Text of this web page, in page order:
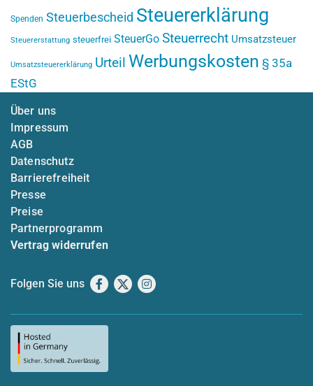
Spenden Steuerbescheid Steuererklärung
Steuererstattung steuerfrei SteuerGo Steuerrecht Umsatzsteuer
Umsatzsteuererklärung Urteil Werbungskosten § 35a
EStG
Über uns
Impressum
AGB
Datenschutz
Barrierefreiheit
Presse
Preise
Partnerprogramm
Vertrag widerrufen
Folgen Sie uns Facebook
X Instagram